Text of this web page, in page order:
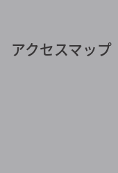
アクセスマップ